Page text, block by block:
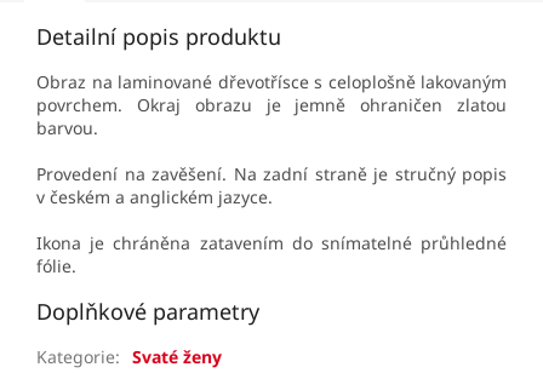
Detailní popis produktu
Obraz na laminované dřevotřísce s celoplošně lakovaným
povrchem. Okraj obrazu je jemně ohraničen zlatou
barvou.
Provedení na zavěšení. Na zadní straně je stručný popis
v českém a anglickém jazyce.
Ikona je chráněna zatavením do snímatelné průhledné
fólie.
Doplňkové parametry
Kategorie: Svaté ženy